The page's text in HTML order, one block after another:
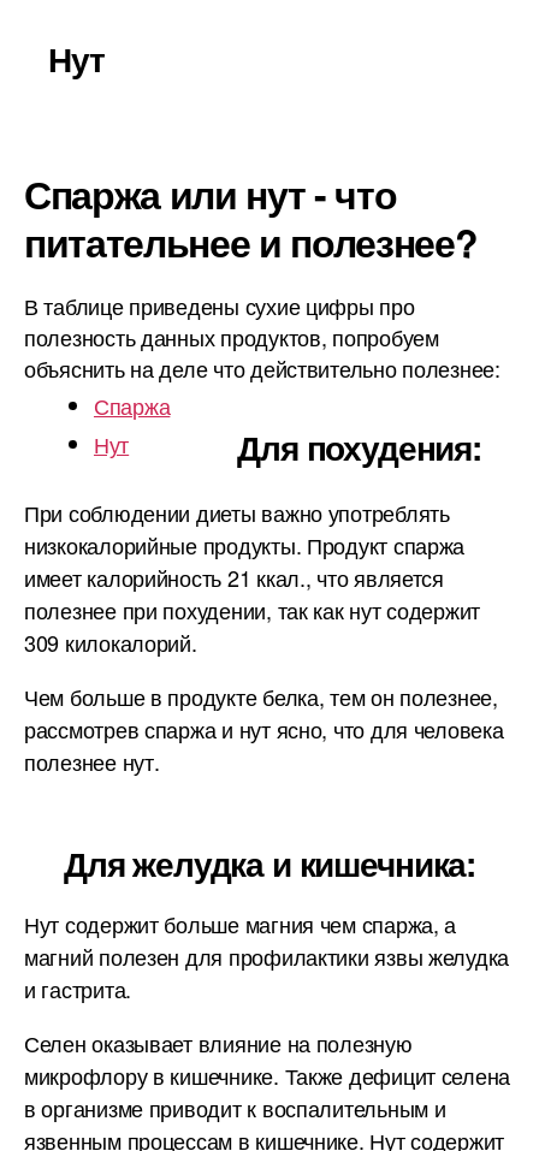
Нут
Спаржа или нут - что
питательнее и полезнее?
В таблице приведены сухие цифры про
полезность данных продуктов, попробуем
объяснить на деле что действительно полезнее:
Спаржа
Нут
Для похудения:
При соблюдении диеты важно употреблять
низкокалорийные продукты. Продукт спаржа
имеет калорийность 21 ккал., что является
полезнее при похудении, так как нут содержит
309 килокалорий.
Чем больше в продукте белка, тем он полезнее,
рассмотрев спаржа и нут ясно, что для человека
полезнее нут.
Для желудка и кишечника:
Нут содержит больше магния чем спаржа, а
магний полезен для профилактики язвы желудка
и гастрита.
Селен оказывает влияние на полезную
микрофлору в кишечнике. Также дефицит селена
в организме приводит к воспалительным и
язвенным процессам в кишечнике. Нут содержит